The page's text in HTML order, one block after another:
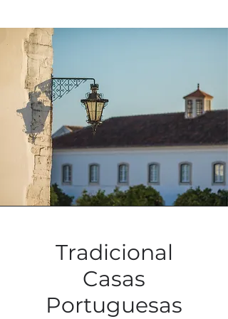
Tradicional
Casas
Portuguesas